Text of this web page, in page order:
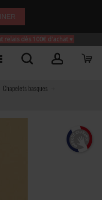
relais dès 100€ d'achat ♥
Chapelets basques